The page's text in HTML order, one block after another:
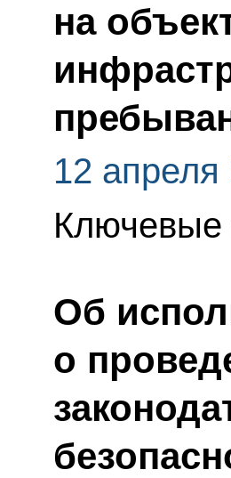
на
12 апреля
Ключевые
Об
о